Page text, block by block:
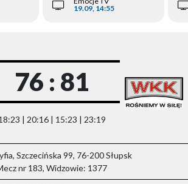
19.09, 14:55
76 : 81
| 20:16 | 15:23 | 23:19
Szczecińska 99, 76-200 Słupsk
nr 183, Widzowie: 1377